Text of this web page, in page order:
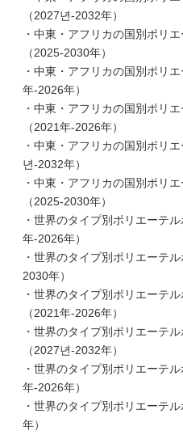
（2027년-2032年）
・中東・アフリカの国別ポリ
（2025-2030年）
・中東・アフリカの国別ポリ
年-2026年）
・中東・アフリカの国別ポリ
（2021年-2026年）
・中東・アフリカの国別ポリ
년-2032年）
・中東・アフリカの国別ポリ
（2025-2030年）
・世界のタイプ別ポリエーテ
年-2026年）
・世界のタイプ別ポリエーテ
2030年）
・世界のタイプ別ポリエーテ
（2021年-2026年）
・世界のタイプ別ポリエーテ
（2027년-2032年）
・世界のタイプ別ポリエーテ
年-2026年）
・世界のタイプ別ポリエーテ
年）